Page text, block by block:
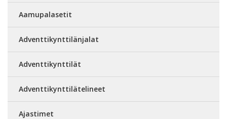
Aamupalasetit
Adventtikynttilänjalat
Adventtikynttilät
Adventtikynttilätelineet
Ajastimet